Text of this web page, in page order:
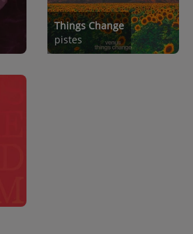
Things Change
pistes